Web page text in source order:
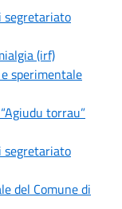
segretariato
(irf)
sperimentale
torrau”
segretariato
del Comune di